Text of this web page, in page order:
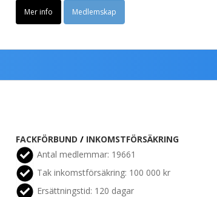
Mer info Medlemskap
FACKFÖRBUND / INKOMSTFÖRSÄKRING
Antal medlemmar: 19661
Tak inkomstförsäkring: 100 000 kr
Ersättningstid: 120 dagar